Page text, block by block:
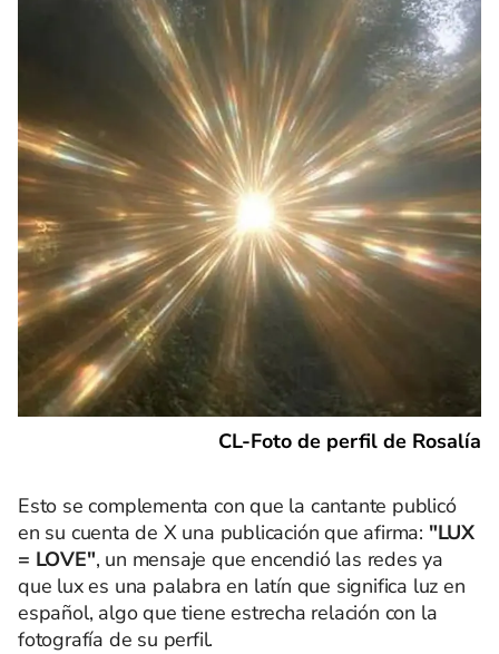
CL-Foto de perfil de Rosalía
Esto se complementa con que la cantante publicó
en su cuenta de X una publicación que afirma: "LUX
= LOVE", un mensaje que encendió las redes ya
que lux es una palabra en latín que significa luz en
español, algo que tiene estrecha relación con la
fotografía de su perfil.